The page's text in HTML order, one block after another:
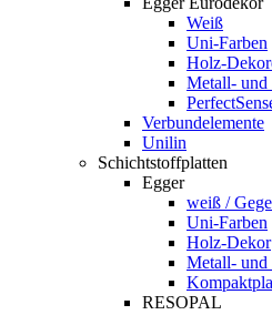
Weiß
Uni-Farben
Holz-
Metall- und
Verbundelemente
Unilin
Schichtstoffplatten
Egger
weiß /
Uni-Farben
Holz-Dekor
Metall- und
RESOPAL